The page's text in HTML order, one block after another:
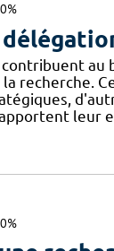
au
recherche.
leur